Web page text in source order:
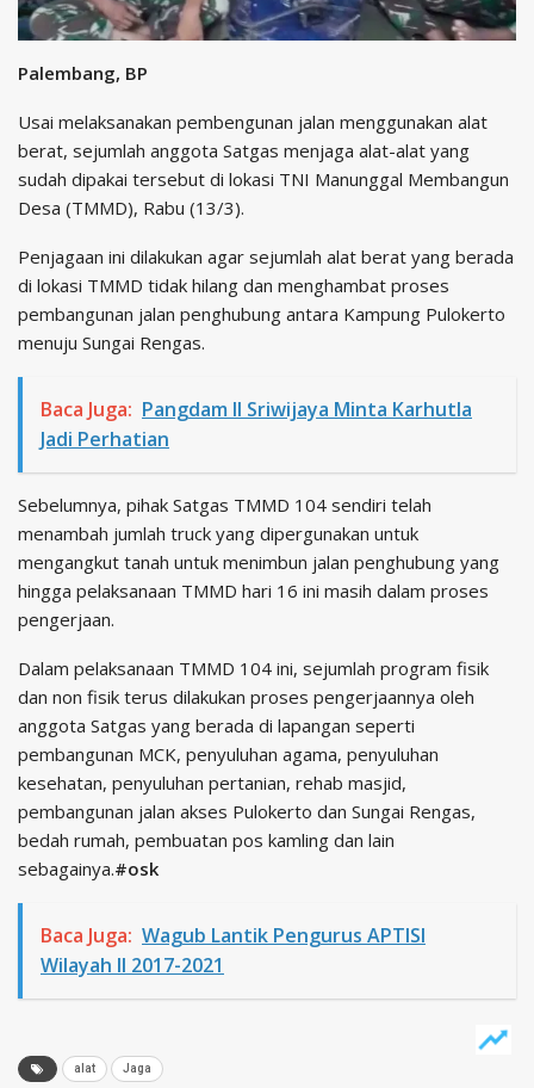
Palembang, BP
Usai melaksanakan pembengunan jalan menggunakan alat
berat, sejumlah anggota Satgas menjaga alat-alat yang
sudah dipakai tersebut di lokasi TNI Manunggal Membangun
Desa (TMMD), Rabu (13/3).
Penjagaan ini dilakukan agar sejumlah alat berat yang berada
di lokasi TMMD tidak hilang dan menghambat proses
pembangunan jalan penghubung antara Kampung Pulokerto
menuju Sungai Rengas.
Baca Juga: Pangdam II Sriwijaya Minta Karhutla
Jadi Perhatian
Sebelumnya, pihak Satgas TMMD 104 sendiri telah
menambah jumlah truck yang dipergunakan untuk
mengangkut tanah untuk menimbun jalan penghubung yang
hingga pelaksanaan TMMD hari 16 ini masih dalam proses
pengerjaan.
Dalam pelaksanaan TMMD 104 ini, sejumlah program fisik
dan non fisik terus dilakukan proses pengerjaannya oleh
anggota Satgas yang berada di lapangan seperti
pembangunan MCK, penyuluhan agama, penyuluhan
kesehatan, penyuluhan pertanian, rehab masjid,
pembangunan jalan akses Pulokerto dan Sungai Rengas,
bedah rumah, pembuatan pos kamling dan lain
sebagainya.#osk
Baca Juga: Wagub Lantik Pengurus APTISI
Wilayah II 2017-2021
alat Jaga